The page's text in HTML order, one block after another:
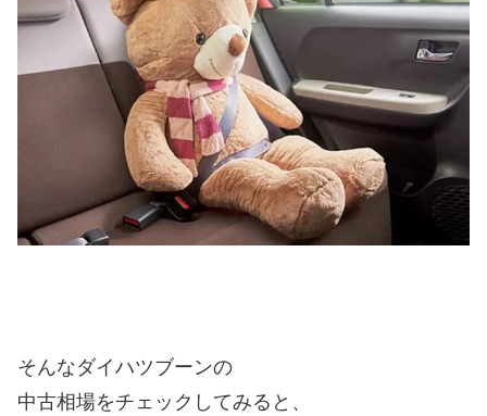
そんなダイハツブーンの
中古相場をチェックしてみると、